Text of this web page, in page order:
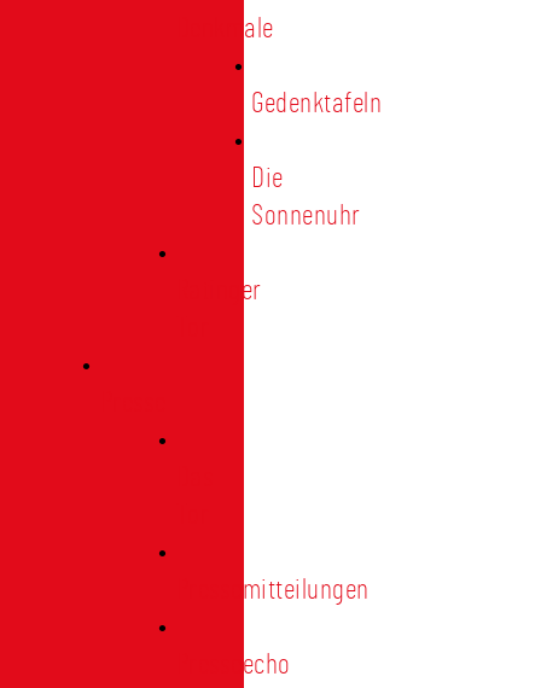
Denkmale
Gedenktafeln
Die
Sonnenuhr
Ratinger
Pressemitteilungen
Presseecho